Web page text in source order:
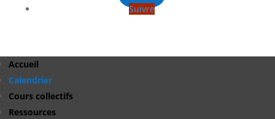
Suivre
Accueil
Calendrier
Cours collectifs
Ressources